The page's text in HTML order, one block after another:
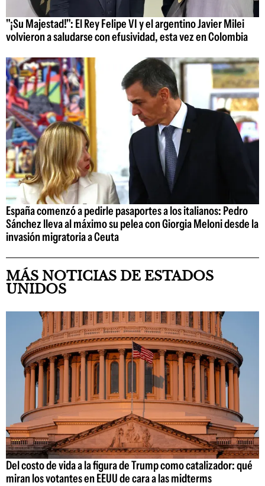
"¡Su Majestad!": El Rey Felipe VI y el argentino Javier Milei
volvieron a saludarse con efusividad, esta vez en Colombia
España comenzó a pedirle pasaportes a los italianos: Pedro
Sánchez lleva al máximo su pelea con Giorgia Meloni desde la
invasión migratoria a Ceuta
MÁS NOTICIAS DE ESTADOS
UNIDOS
Del costo de vida a la figura de Trump como catalizador: qué
miran los votantes en EEUU de cara a las midterms